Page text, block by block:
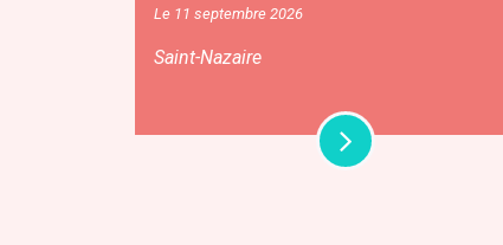
Le 11 septembre 2026
Saint-Nazaire